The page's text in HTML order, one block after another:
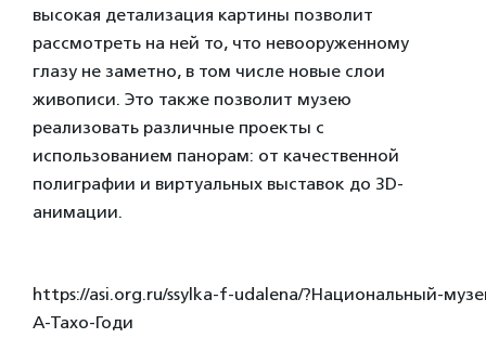
высокая детализация картины позволит
рассмотреть на ней то, что невооруженному
глазу не заметно, в том числе новые слои
живописи. Это также позволит музею
реализовать различные проекты с
использованием панорам: от качественной
полиграфии и виртуальных выставок до 3D-
анимации.
https://asi.org.ru/ssylka-f-udalena/?Национальный-
А-Тахо-Годи